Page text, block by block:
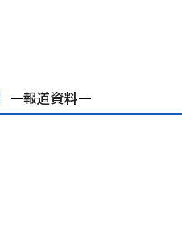
報道資料